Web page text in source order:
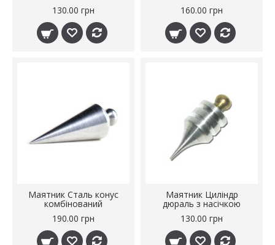
130.00 грн
160.00 грн
Маятник Сталь конус
комбінований
190.00 грн
Маятник Циліндр
дюраль з насічкою
130.00 грн